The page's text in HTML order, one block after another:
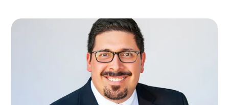
DR. MICHAEL HERNANDEZ
DIRECTEUR / PRÉSIDENT